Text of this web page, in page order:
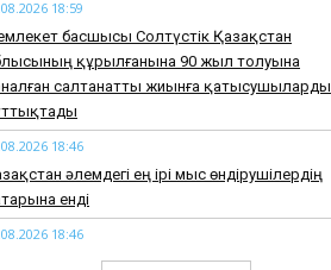
18:59
басшысы Солтүстік Қазақстан
құрылғанына 90 жыл толуына
салтанатты жиынға қатысушыларды
18:46
әлемдегі ең ірі мыс өндірушілердің
енді
18:46
Нұрай Серікбайдың туыстары